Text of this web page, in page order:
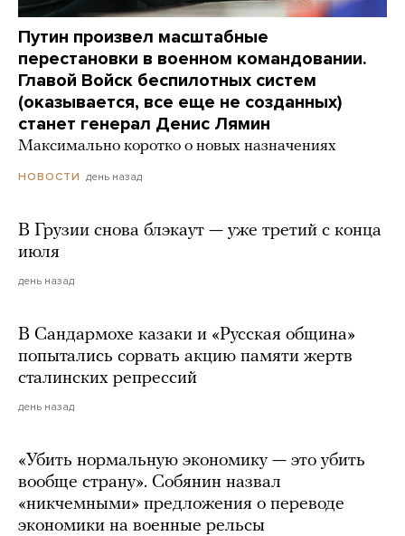
Путин произвел масштабные
перестановки в военном командовании.
Главой Войск беспилотных систем
(оказывается, все еще не созданных)
станет генерал Денис Лямин
Максимально коротко о новых назначениях
НОВОСТИ день назад
В Грузии снова блэкаут — уже третий с конца
июля
день назад
В Сандармохе казаки и «Русская община»
попытались сорвать акцию памяти жертв
сталинских репрессий
день назад
«Убить нормальную экономику — это убить
вообще страну». Собянин назвал
«никчемными» предложения о переводе
экономики на военные рельсы